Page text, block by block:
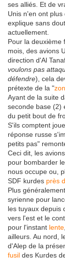
ses alliés. Et de
Unis n'en ont
explique sans
actuellement.
Pour la deuxième
mois, des avions
direction d'Al
voulons pas
défendre), cela
prétexte de la "
Ayant de la suite
seconde base (2)
du petit bout de
S'ils comptent
réponse russe
petits pas"
Ceci dit, les
pour bombarder
nous occupe ou,
SDF kurdes près
Plus
syrienne pour
les tuyaux depuis
vers l'est et le
pour l'instant lente
ailleurs. Au nord,
d'Alep de la
fusil des Kurdes